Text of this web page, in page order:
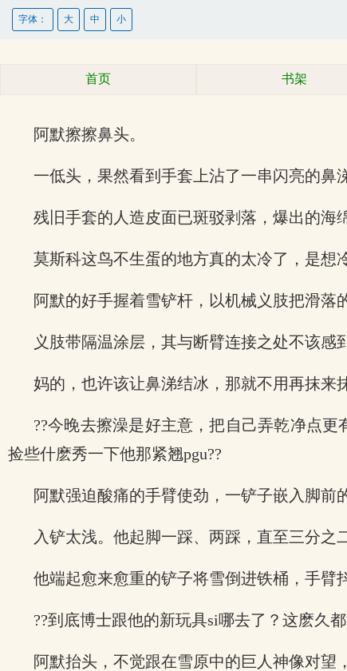
字体： 大 中 小
首页 书架
阿默擦擦鼻头。
一低头，果然看到手套上沾了一串闪亮的鼻
残旧手套的人造皮面已斑驳剥落，爆出的海
莫斯科这鸟不生蛋的地方真的太冷了，是想
阿默的好手握着雪铲杆，以机械义肢把滑落
义肢带隔温涂层，其与断臂连接之处不该感
妈的，也许该让鼻涕结冰，那就不用再抹来
??今晚去擦澡是好主意，把自己弄乾净点
捡些什麽秀一下他那紧翘pgu??
阿默强迫酸痛的手臂使劲，一铲子嵌入脚前
入铲太浅。他起脚一踩、两踩，直至三分之
他端起愈来愈重的铲子将雪倒进铁桶，手臂
??到底博士跟他的新玩具si哪去了？这麽久
阿默抬头，不觉跟在雪原中的巨人神像对望